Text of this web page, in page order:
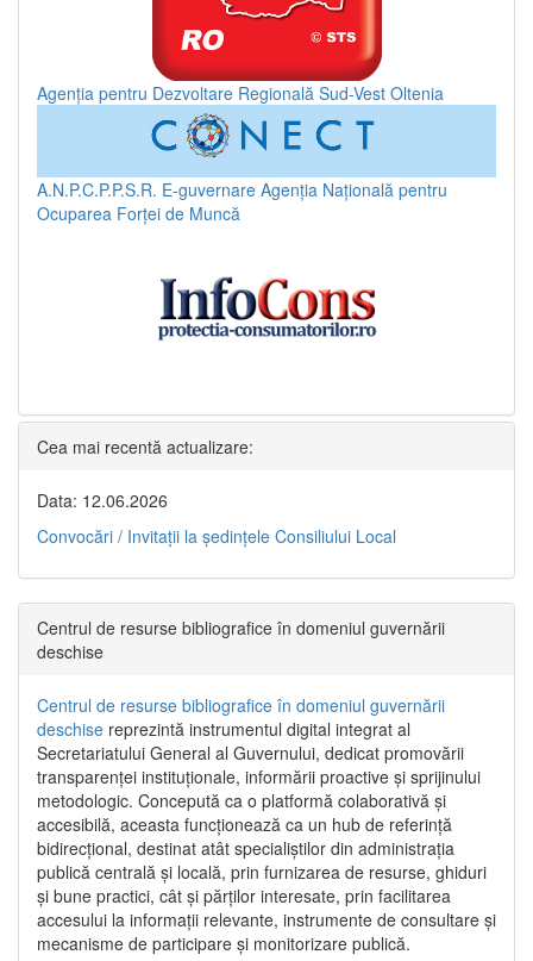
Agenția pentru Dezvoltare Regională Sud-Vest Oltenia
A.N.P.C.P.P.S.R. E-guvernare Agenția Națională pentru
Ocuparea Forței de Muncă
Cea mai recentă actualizare:
Data: 12.06.2026
Convocări / Invitaţii la şedinţele Consiliului Local
Centrul de resurse bibliografice în domeniul guvernării
deschise
Centrul de resurse bibliografice în domeniul guvernării
deschise reprezintă instrumentul digital integrat al
Secretariatului General al Guvernului, dedicat promovării
transparenței instituționale, informării proactive și sprijinului
metodologic. Concepută ca o platformă colaborativă și
accesibilă, aceasta funcționează ca un hub de referință
bidirecțional, destinat atât specialiștilor din administrația
publică centrală și locală, prin furnizarea de resurse, ghiduri
și bune practici, cât și părților interesate, prin facilitarea
accesului la informații relevante, instrumente de consultare și
mecanisme de participare și monitorizare publică.